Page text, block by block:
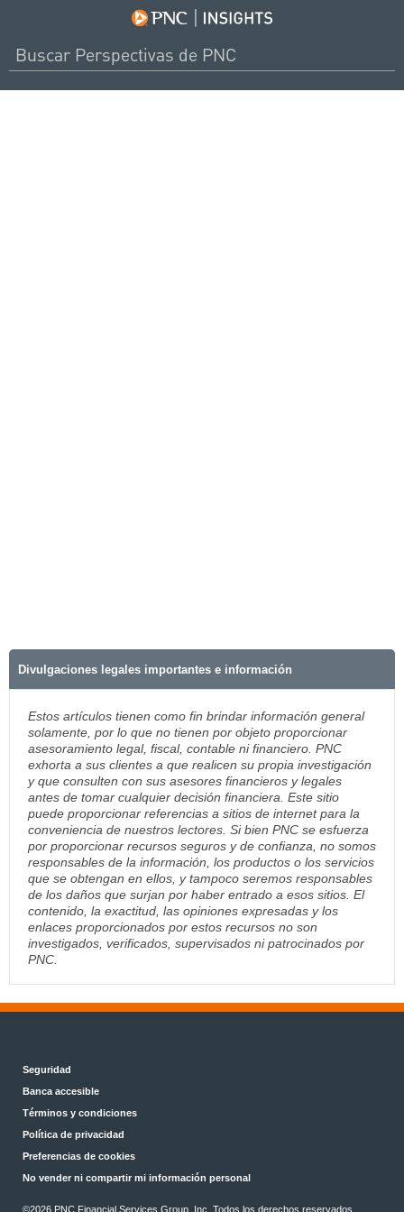
Divulgaciones legales importantes e información
Estos artículos tienen como fin brindar información general
solamente, por lo que no tienen por objeto proporcionar
asesoramiento legal, fiscal, contable ni financiero. PNC
exhorta a sus clientes a que realicen su propia investigación
y que consulten con sus asesores financieros y legales
antes de tomar cualquier decisión financiera. Este sitio
puede proporcionar referencias a sitios de internet para la
conveniencia de nuestros lectores. Si bien PNC se esfuerza
por proporcionar recursos seguros y de confianza, no somos
responsables de la información, los productos o los servicios
que se obtengan en ellos, y tampoco seremos responsables
de los daños que surjan por haber entrado a esos sitios. El
contenido, la exactitud, las opiniones expresadas y los
enlaces proporcionados por estos recursos no son
investigados, verificados, supervisados ni patrocinados por
PNC.
Seguridad
Banca accesible
Términos y condiciones
Política de privacidad
Preferencias de cookies
No vender ni compartir mi información personal
©2026 PNC Financial Services Group, Inc. Todos los derechos reservados.